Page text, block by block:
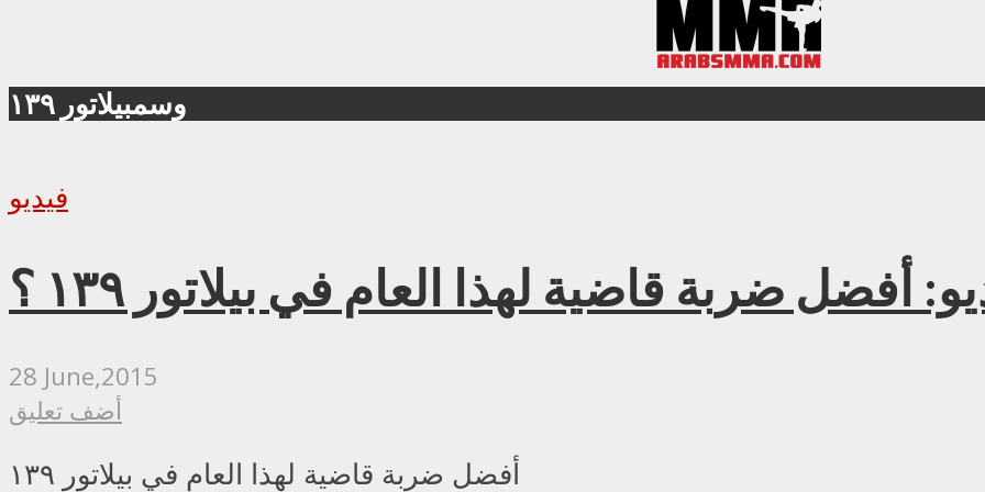
وسمبيلاتور ١٣٩
فيديو
أفضل ضربة قاضية لهذا العام في بيلاتور ١٣٩ ؟
28 June,2015
أضف تعليق
أفضل ضربة قاضية لهذا العام في بيلاتور ١٣٩